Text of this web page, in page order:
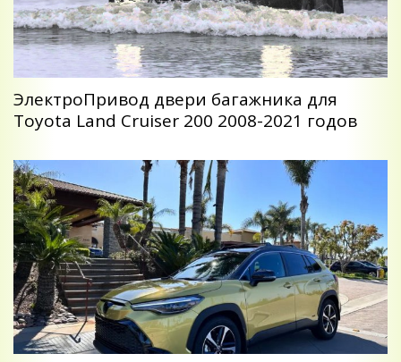
ЭлектроПривод двери багажника для
Toyota Land Cruiser 200 2008-2021 годов